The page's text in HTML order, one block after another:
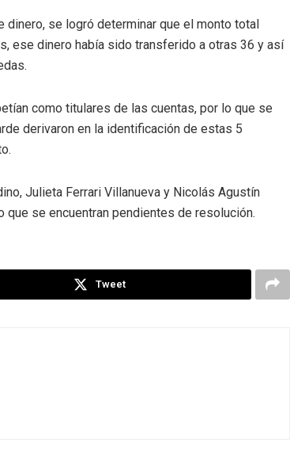
se logró determinar que el monto total
ese dinero había sido transferido a otras 36 y así
como titulares de las cuentas, por lo que se
derivaron en la identificación de estas 5
Julieta Ferrari Villanueva y Nicolás Agustín
se encuentran pendientes de resolución.
Tweet